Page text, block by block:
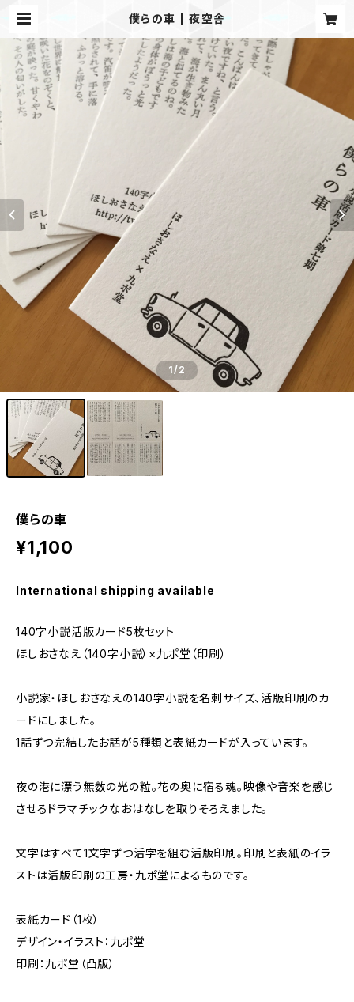
僕らの車 | 夜空舎
1/2
僕らの車
¥1,100
International shipping available
140字小説活版カード5枚セット
ほしおさなえ（140字小説）×九ポ堂（印刷）
小説家・ほしおさなえの140字小説を名刺サイズ、活版印刷のカ
ードにしました。
1話ずつ完結したお話が5種類と表紙カードが入っています。
夜の港に漂う無数の光の粒。花の奥に宿る魂。映像や音楽を感じ
させるドラマチックなおはなしを取りそろえました。
文字はすべて1文字ずつ活字を組む活版印刷。印刷と表紙のイラ
ストは活版印刷の工房・九ポ堂によるものです。
表紙カード（1枚）
デザイン・イラスト：九ポ堂
印刷：九ポ堂（凸版）